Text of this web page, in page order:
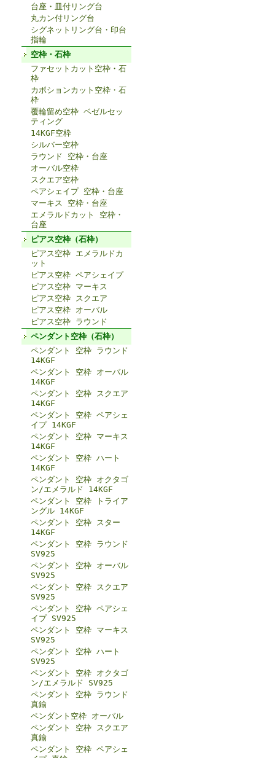
台座・皿付リング台
丸カン付リング台
シグネットリング台・印台
指輪
空枠・石枠
ファセットカット空枠・石
枠
カボションカット空枠・石
枠
覆輪留め空枠 ベゼルセッ
ティング
14KGF空枠
シルバー空枠
ラウンド 空枠・台座
オーバル空枠
スクエア空枠
ペアシェイプ 空枠・台座
マーキス 空枠・台座
エメラルドカット 空枠・
台座
ピアス空枠（石枠）
ピアス空枠 エメラルドカ
ット
ピアス空枠 ペアシェイプ
ピアス空枠 マーキス
ピアス空枠 スクエア
ピアス空枠 オーバル
ピアス空枠 ラウンド
ペンダント空枠（石枠）
ペンダント 空枠 ラウンド
14KGF
ペンダント 空枠 オーバル
14KGF
ペンダント 空枠 スクエア
14KGF
ペンダント 空枠 ペアシェ
イプ 14KGF
ペンダント 空枠 マーキス
14KGF
ペンダント 空枠 ハート
14KGF
ペンダント 空枠 オクタゴ
ン/エメラルド 14KGF
ペンダント 空枠 トライア
ングル 14KGF
ペンダント 空枠 スター
14KGF
ペンダント 空枠 ラウンド
SV925
ペンダント 空枠 オーバル
SV925
ペンダント 空枠 スクエア
SV925
ペンダント 空枠 ペアシェ
イプ SV925
ペンダント 空枠 マーキス
SV925
ペンダント 空枠 ハート
SV925
ペンダント 空枠 オクタゴ
ン/エメラルド SV925
ペンダント 空枠 ラウンド
真鍮
ペンダント空枠 オーバル
ペンダント 空枠 スクエア
真鍮
ペンダント 空枠 ペアシェ